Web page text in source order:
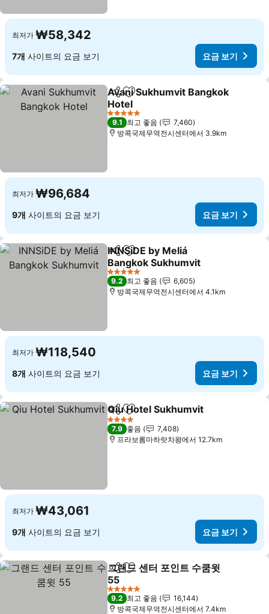
최저가 ₩58,342
7개 사이트의 요금 보기 요금 보기
공유 즐겨찾기에 추가
Avani Sukhumvit Bangkok
Hotel
5 성급
9.1 최고 좋음
7,460
방콕국제무역전시센터에서 3.9km
최저가 ₩96,684
9개 사이트의 요금 보기 요금 보기
공유 즐겨찾기에 추가
INNSiDE by Meliá
Bangkok Sukhumvit
5 성급
9.2 최고 좋음
6,605
방콕국제무역전시센터에서 4.1km
최저가 ₩118,540
8개 사이트의 요금 보기 요금 보기
공유 즐겨찾기에 추가
Qiu Hotel Sukhumvit
4 성급
7.9 좋음
7,408
프라보롬마하랏차왕에서 12.7km
최저가 ₩43,061
9개 사이트의 요금 보기 요금 보기
공유 즐겨찾기에 추가
그랜드 센터 포인트 수쿰윗
55
5 성급
9.2 최고 좋음
16,144
방콕국제무역전시센터에서 7.4km